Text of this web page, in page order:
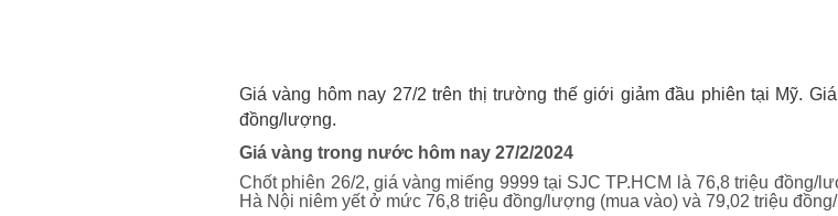
Giá vàng hôm nay 27/2 trên thị trường thế giới giảm đầu phiên tại Mỹ.
đồng/lượng.
Giá vàng trong nước hôm nay 27/2/2024
Chốt phiên 26/2, giá vàng miếng 9999 tại SJC TP.HCM là 76,8 triệu đồng/
Hà Nội niêm yết ở mức 76,8 triệu đồng/lượng (mua vào) và 79,02 triệu